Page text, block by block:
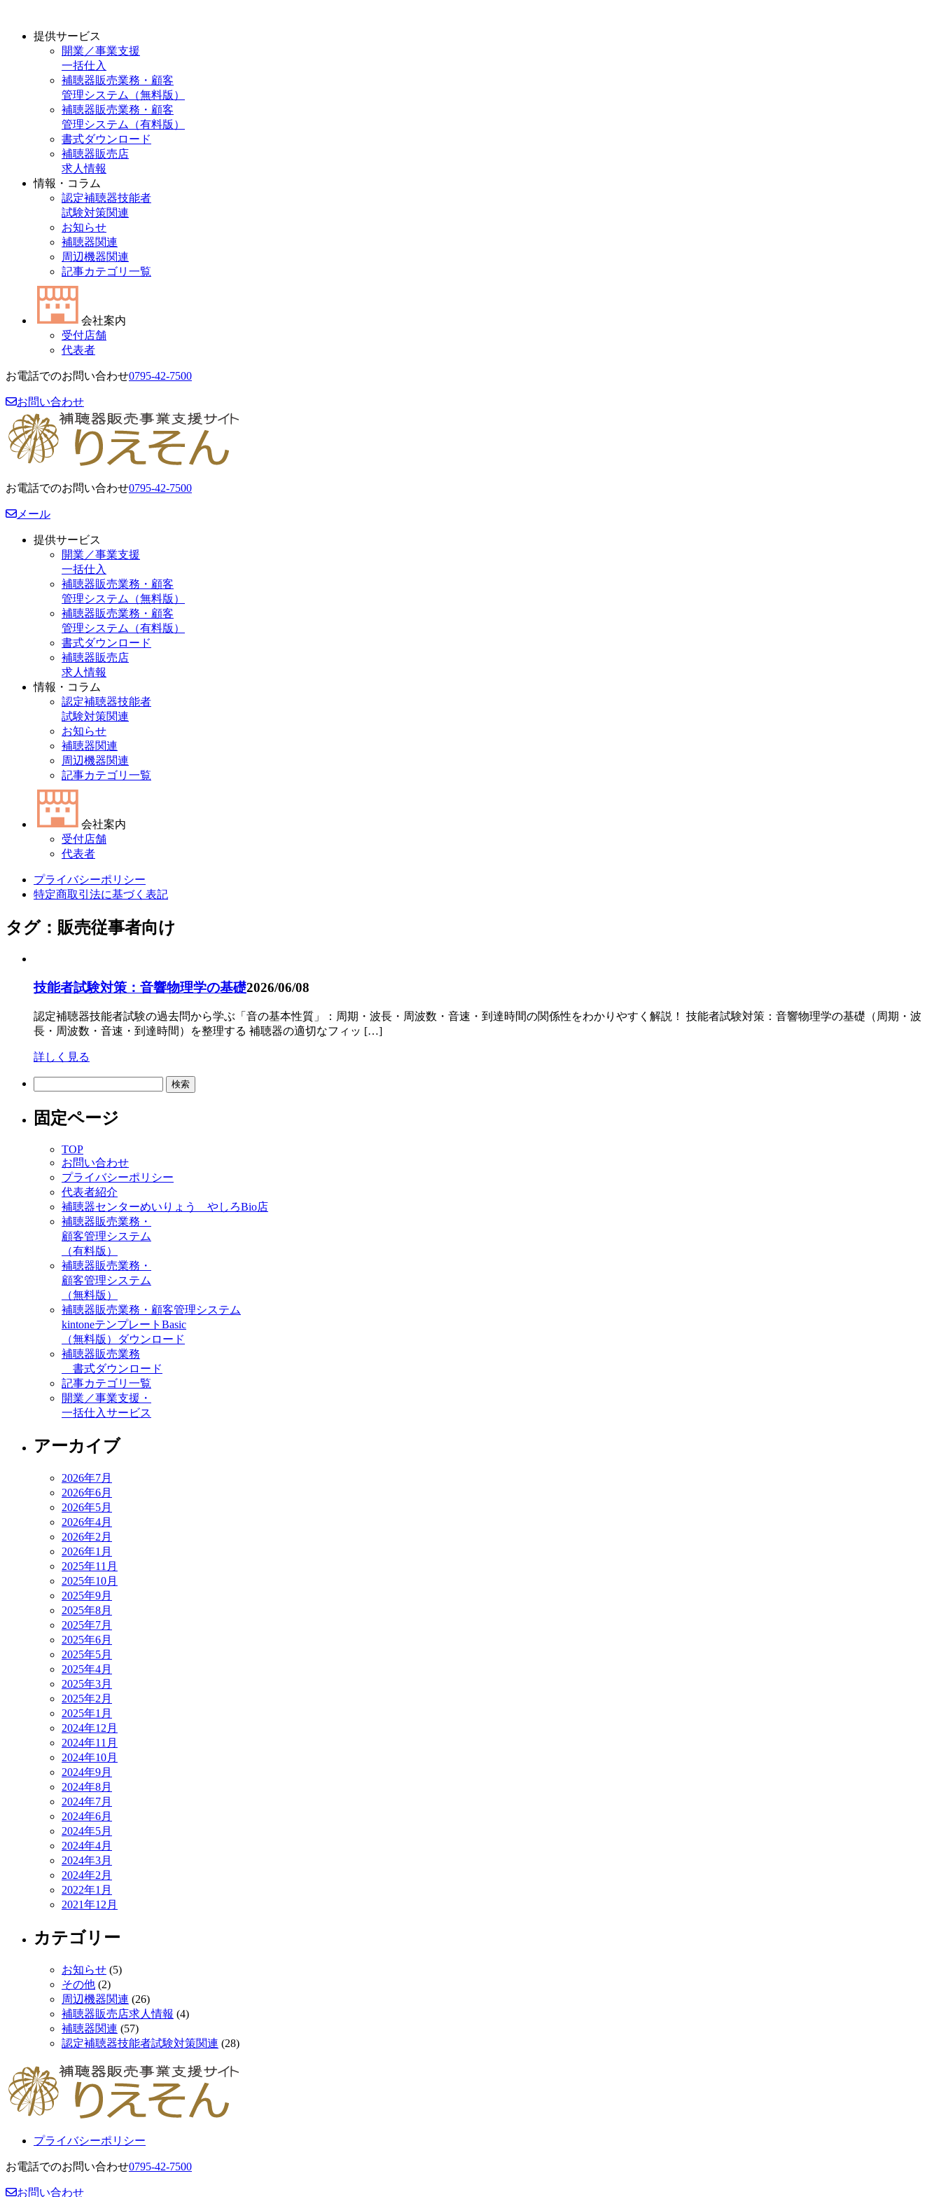
提供サービス
開業／事業支援
一括仕入
補聴器販売業務・顧客
管理システム（無料版）
補聴器販売業務・顧客
管理システム（有料版）
書式ダウンロード
補聴器販売店
求人情報
情報・コラム
認定補聴器技能者
試験対策関連
お知らせ
補聴器関連
周辺機器関連
記事カテゴリ一覧
会社案内
受付店舗
代表者
お電話でのお問い合わせ0795-42-7500
お問い合わせ
お電話でのお問い合わせ0795-42-7500
メール
提供サービス
開業／事業支援
一括仕入
補聴器販売業務・顧客
管理システム（無料版）
補聴器販売業務・顧客
管理システム（有料版）
書式ダウンロード
補聴器販売店
求人情報
情報・コラム
認定補聴器技能者
試験対策関連
お知らせ
補聴器関連
周辺機器関連
記事カテゴリ一覧
会社案内
受付店舗
代表者
プライバシーポリシー
特定商取引法に基づく表記
タグ：販売従事者向け
技能者試験対策：音響物理学の基礎2026/06/08
認定補聴器技能者試験の過去問から学ぶ「音の基本性質」：周期・波長・周波数・音速・到達時間の関係性をわかりやすく解説！ 技能者試験対策：音響物理学の基礎（周期・波
長・周波数・音速・到達時間）を整理する 補聴器の適切なフィッ […]
詳しく見る
固定ページ
TOP
お問い合わせ
プライバシーポリシー
代表者紹介
補聴器センターめいりょう やしろBio店
補聴器販売業務・
顧客管理システム
（有料版）
補聴器販売業務・
顧客管理システム
（無料版）
補聴器販売業務・顧客管理システム
kintoneテンプレートBasic
（無料版）ダウンロード
補聴器販売業務
書式ダウンロード
記事カテゴリ一覧
開業／事業支援・
一括仕入サービス
アーカイブ
2026年7月
2026年6月
2026年5月
2026年4月
2026年2月
2026年1月
2025年11月
2025年10月
2025年9月
2025年8月
2025年7月
2025年6月
2025年5月
2025年4月
2025年3月
2025年2月
2025年1月
2024年12月
2024年11月
2024年10月
2024年9月
2024年8月
2024年7月
2024年6月
2024年5月
2024年4月
2024年3月
2024年2月
2022年1月
2021年12月
カテゴリー
お知らせ (5)
その他 (2)
周辺機器関連 (26)
補聴器販売店求人情報 (4)
補聴器関連 (57)
認定補聴器技能者試験対策関連 (28)
プライバシーポリシー
お電話でのお問い合わせ0795-42-7500
お問い合わせ